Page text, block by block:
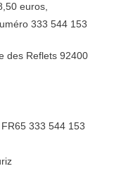
euros,
333 544 153
des Reflets 92400
FR65 333 544 153